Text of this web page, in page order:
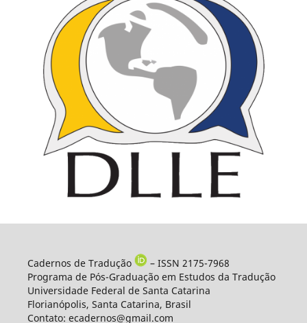
Cadernos de Tradução
– ISSN 2175-7968
Programa de Pós-Graduação em Estudos da Tradução
Universidade Federal de Santa Catarina
Florianópolis, Santa Catarina, Brasil
Contato: ecadernos@gmail.com